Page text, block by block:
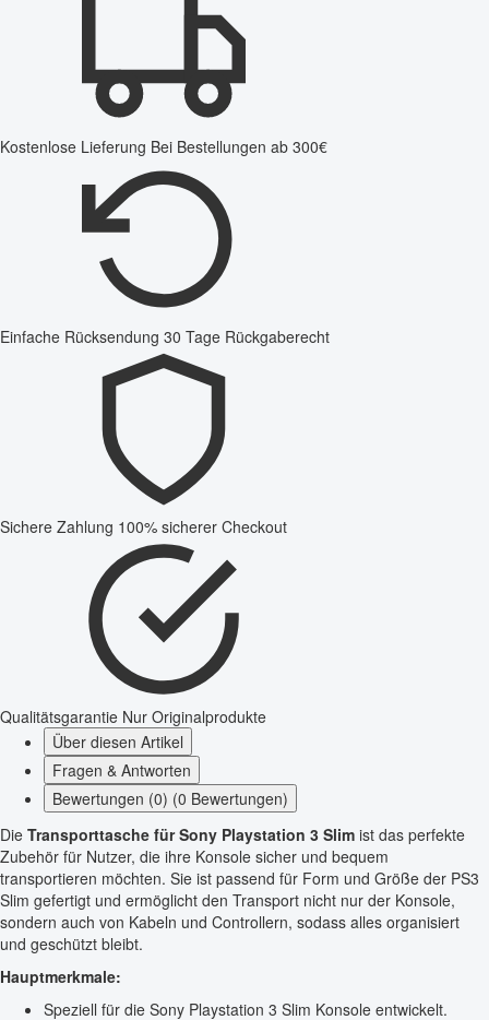
Kostenlose Lieferung Bei Bestellungen ab 300€
Einfache Rücksendung 30 Tage Rückgaberecht
Sichere Zahlung 100% sicherer Checkout
Qualitätsgarantie Nur Originalprodukte
Über diesen Artikel
Fragen & Antworten
Bewertungen (0) (0 Bewertungen)
Die Transporttasche für Sony Playstation 3 Slim ist das perfekte
Zubehör für Nutzer, die ihre Konsole sicher und bequem
transportieren möchten. Sie ist passend für Form und Größe der PS3
Slim gefertigt und ermöglicht den Transport nicht nur der Konsole,
sondern auch von Kabeln und Controllern, sodass alles organisiert
und geschützt bleibt.
Hauptmerkmale:
Speziell für die Sony Playstation 3 Slim Konsole entwickelt.